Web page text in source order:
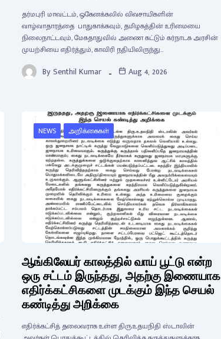
தர்மபுரி மாவட்டம், ஒகேனக்கலில் விவசாயிகளின்
வாழ்வாதாரத்தை பாதுகாக்கவும், தமிழகத்தின் உரிமையை
நிலைநாட்டவும், மேகதாதுவில் அணை கட்டும் கர்நாடக அரசின்
முயற்சியை எதிர்த்தும், காவிரி நதியிலிருந்து…
By Senthil Kumar Aug 4, 2026
NEWS அறிக்கைகள்
ஆங்கிலேயர் காலத்தில் வாய் பூட்டு என்ற
ஒரு சட்டம் இருந்தது, அதற்கு இணையாக
எதிர்க்கட்சிகளை முடக்கும் இந்த செயல்
கண்டித்து அறிக்கை
எதிர்க்கட்சித் தலைவராக உள்ள திரு.உதயநிதி ஸ்டாலின்